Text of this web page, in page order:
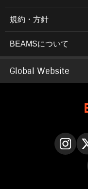
規約・方針
BEAMSについて
Global Website